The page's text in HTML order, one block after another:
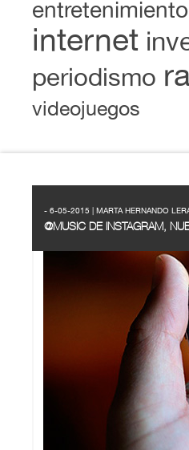
entretenimiento
internet
periodismo
videojuegos
- 6-05-2015 | MARTA HERNANDO
@MUSIC DE INSTAGRAM,